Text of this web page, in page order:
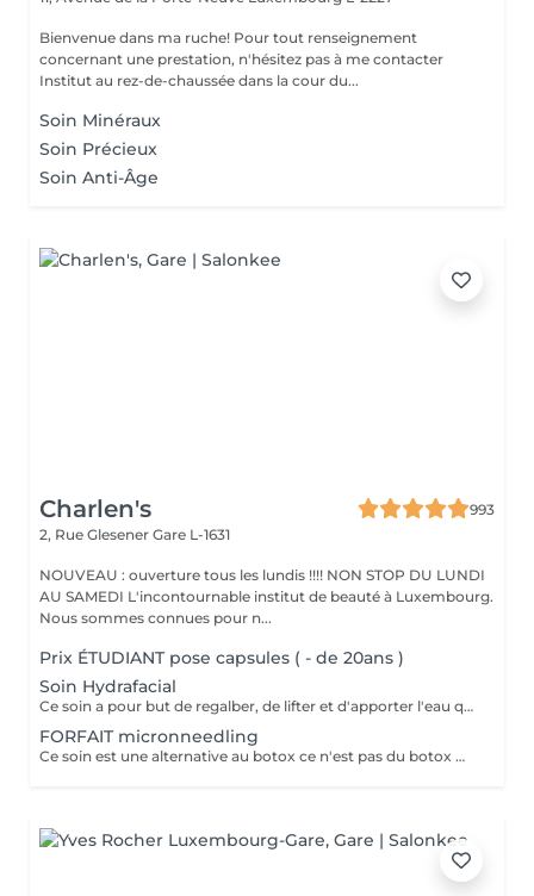
Bienvenue dans ma ruche! Pour tout renseignement
concernant une prestation, n'hésitez pas à me contacter
Institut au rez-de-chaussée dans la cour du...
Soin Minéraux
Soin Précieux
Soin Anti-Âge
Charlen's
993
2, Rue Glesener Gare L-1631
NOUVEAU : ouverture tous les lundis !!!! NON STOP DU LUNDI
AU SAMEDI L'incontournable institut de beauté à Luxembourg.
Nous sommes connues pour n...
Prix ÉTUDIANT pose capsules ( - de 20ans )
Soin Hydrafacial
Ce soin a pour but de regalber, de lifter et d'apporter l'eau que la peau a besoin ! Chez nous, Ce soin est combiné avec la dermabrasion pour avoir de vrais résultats ! Il dure 1h30 N'hésitez pas à nous demander conseil à l'institut nous sommes à votre disposition :)
FORFAIT micronneedling
Ce soin est une alternative au botox ce n'est pas du botox mais les résultats sont incroyable votre peau est véritablement lissée ! un substrat de la toxine botulique. Agissant sur la contraction des muscles du visage, c'est une alternative connue au BOTOX